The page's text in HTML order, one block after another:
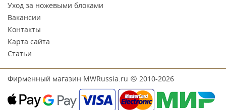
Уход за ножевыми блоками
Вакансии
Контакты
Карта сайта
Статьи
Фирменный магазин MWRussia.ru 2010-2026